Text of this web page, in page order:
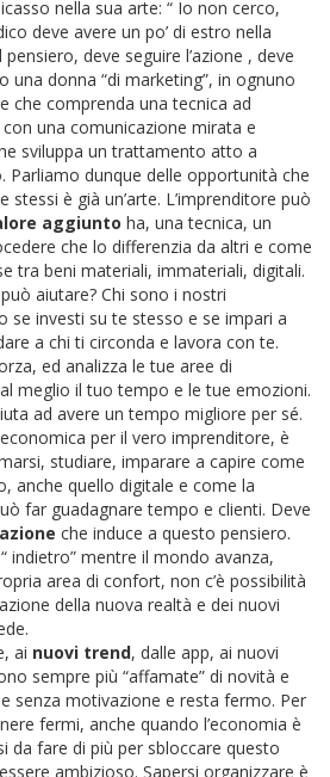
nella sua arte: “ Io non cerco,
deve avere un po’ di estro nella
deve seguire l’azione , deve
una donna “di marketing”, in ognuno
che comprenda una tecnica ad
una comunicazione mirata e
sviluppa un trattamento atto a
Parliamo dunque delle opportunità che
stessi è già un’arte. L’imprenditore può
aggiunto ha, una tecnica, un
che lo differenzia da altri e come
tra beni materiali, immateriali, digitali.
aiutare? Chi sono i nostri
se investi su te stesso e se impari a
a chi ti circonda e lavora con te.
ed analizza le tue aree di
meglio il tuo tempo e le tue emozioni.
ad avere un tempo migliore per sé.
per il vero imprenditore, è
studiare, imparare a capire come
anche quello digitale e come la
far guadagnare tempo e clienti. Deve
che induce a questo pensiero.
indietro” mentre il mondo avanza,
area di confort, non c’è possibilità
della nuova realtà e dei nuovi
ai nuovi trend, dalle app, ai nuovi
sempre più “affamate” di novità e
senza motivazione e resta fermo. Per
fermi, anche quando l’economia è
da fare di più per sbloccare questo
ambizioso. Sapersi organizzare è